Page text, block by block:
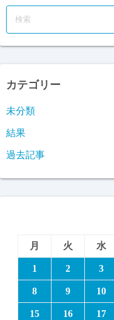
カテゴリー
未分類
結果
過去記事
月
火 水
1 2 3
8 9 10
15 16 17